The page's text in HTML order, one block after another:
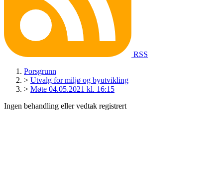
RSS
Porsgrunn
> Utvalg for miljø og byutvikling
> Møte 04.05.2021 kl. 16:15
Ingen behandling eller vedtak registrert